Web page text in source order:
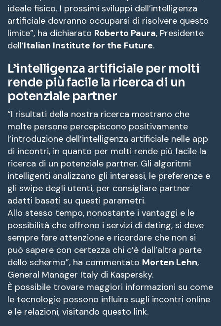
ideale fisico. I prossimi sviluppi dell’intelligenza
artificiale dovranno occuparsi di risolvere questo
limite”, ha dichiarato Roberto Paura, Presidente
dell’Italian Institute for the Future.
L’intelligenza artificiale per molti
rende più facile la ricerca di un
potenziale partner
“I risultati della nostra ricerca mostrano che
molte persone percepiscono positivamente
l’introduzione dell’intelligenza artificiale nelle app
di incontri, in quanto per molti rende più facile la
ricerca di un potenziale partner. Gli algoritmi
intelligenti analizzano gli interessi, le preferenze e
gli swipe degli utenti, per consigliare partner
adatti basati su questi parametri.
Allo stesso tempo, nonostante i vantaggi e le
possibilità che offrono i servizi di dating, si deve
sempre fare attenzione e ricordare che non si
può sapere con certezza chi c’è dall’altra parte
dello schermo”, ha commentato Morten Lehn,
General Manager Italy di Kaspersky.
È possibile trovare maggiori informazioni su come
le tecnologie possono influire sugli incontri online
e le relazioni, visitando questo link.